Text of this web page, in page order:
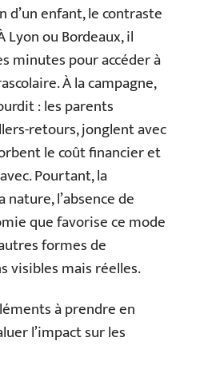
d’un enfant, le contraste
Lyon ou Bordeaux, il
minutes pour accéder à
À la campagne,
: les parents
retours, jonglent avec
le coût financier et
Pourtant, la
l’absence de
que favorise ce mode
formes de
visibles mais réelles.
à prendre en
l’impact sur les